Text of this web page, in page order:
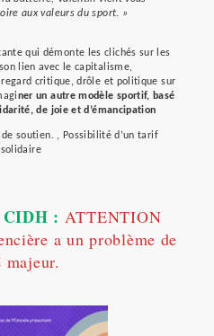
aux valeurs du sport. »
qui démonte les clichés sur les
lien avec le capitalisme,
critique, drôle et politique sur
ner un autre modèle sportif, basé
de joie et d’émancipation
soutien. , Possibilité d’un tarif
CIDH : ATTENTION
a un problème de
majeur.